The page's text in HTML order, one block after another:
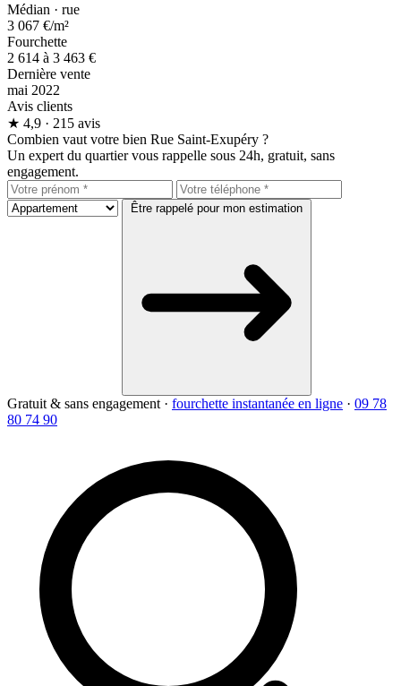
Médian · rue
3 067 €/m²
Fourchette
2 614 à 3 463 €
Dernière vente
mai 2022
Avis clients
★ 4,9 · 215 avis
Combien vaut votre bien Rue Saint-Exupéry ?
Un expert du quartier vous rappelle sous 24h, gratuit, sans
engagement.
Être rappelé pour mon estimation
Gratuit & sans engagement · fourchette instantanée en ligne · 09 78
80 74 90